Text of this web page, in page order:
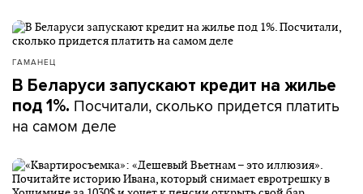
ГАМАНЕЦ
В Беларуси запускают кредит на жилье
под 1%. Посчитали, сколько придется платить
на самом деле